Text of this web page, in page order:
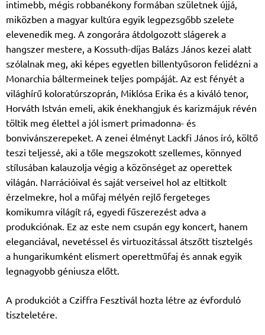
intimebb, mégis robbanékony formában születnek újjá,
miközben a magyar kultúra egyik legpezsgőbb szelete
elevenedik meg. A zongorára átdolgozott slágerek a
hangszer mestere, a Kossuth-díjas Balázs János kezei alatt
szólalnak meg, aki képes egyetlen billentyűsoron felidézni a
Monarchia báltermeinek teljes pompáját. Az est fényét a
világhírű koloratúrszoprán, Miklósa Erika és a kiváló tenor,
Horváth István emeli, akik énekhangjuk és karizmájuk révén
töltik meg élettel a jól ismert primadonna- és
bonvivánszerepeket. A zenei élményt Lackfi János író, költő
teszi teljessé, aki a tőle megszokott szellemes, könnyed
stílusában kalauzolja végig a közönséget az operettek
világán. Narrációival és saját verseivel hol az eltitkolt
érzelmekre, hol a műfaj mélyén rejlő fergeteges
komikumra világít rá, egyedi fűszerezést adva a
produkciónak. Ez az este nem csupán egy koncert, hanem
eleganciával, nevetéssel és virtuozitással átszőtt tisztelgés
a hungarikumként elismert operettműfaj és annak egyik
legnagyobb géniusza előtt.
A produkciót a Cziffra Fesztivál hozta létre az évforduló
tiszteletére.